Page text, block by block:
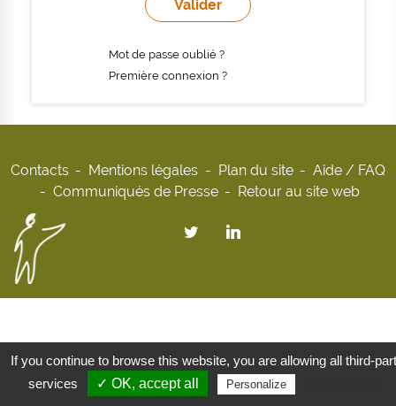
Mot de passe oublié ?
Première connexion ?
Contacts Mentions légales Plan du site
Aide / FAQ
Communiqués de Presse
Retour au site web
If you continue to browse this website, you are allowing all third-
services
✓ OK, accept all Personalize